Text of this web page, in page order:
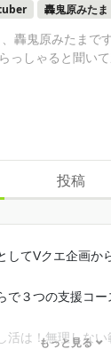
轟鬼原みたま
轟鬼原みたまで
っしゃると聞い
投稿
してVクエ企画か
で３つの支援コ
活は！無理しない
もっと見る